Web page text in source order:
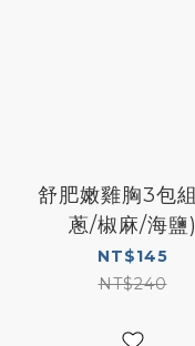
舒肥嫩雞胸3包
蔥/椒麻/海鹽)
NT$145
NT$240